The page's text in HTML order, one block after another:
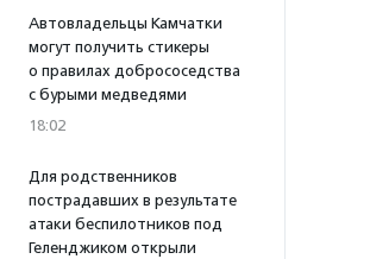
Автовладельцы Камчатки
могут получить стикеры
о правилах добрососедства
с бурыми медведями
18:02
Для родственников
пострадавших в результате
атаки беспилотников под
Геленджиком открыли